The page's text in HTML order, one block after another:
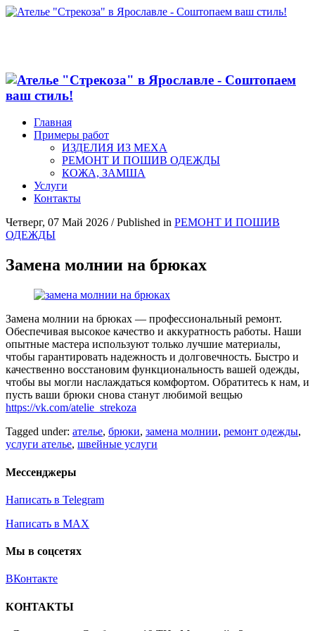
Главная
Примеры работ
ИЗДЕЛИЯ ИЗ МЕХА
РЕМОНТ И ПОШИВ ОДЕЖДЫ
КОЖА, ЗАМША
Услуги
Контакты
Четверг, 07 Май 2026 /Published in РЕМОНТ И ПОШИВ
ОДЕЖДЫ
Замена молнии на брюках
Замена молнии на брюках — профессиональный ремонт.
Обеспечивая высокое качество и аккуратность работы. Наши
опытные мастера используют только лучшие материалы,
чтобы гарантировать надежность и долговечность. Быстро и
качественно восстановим функциональность вашей одежды,
чтобы вы могли наслаждаться комфортом. Обратитесь к нам, и
пусть ваши брюки снова станут любимой вещью
https://vk.com/atelie_strekoza
Tagged under: ателье, брюки, замена молнии, ремонт одежды,
услуги ателье, швейные услуги
Мессенджеры
Написать в Telegram
Написать в MAX
Мы в соцсетях
ВКонтакте
КОНТАКТЫ